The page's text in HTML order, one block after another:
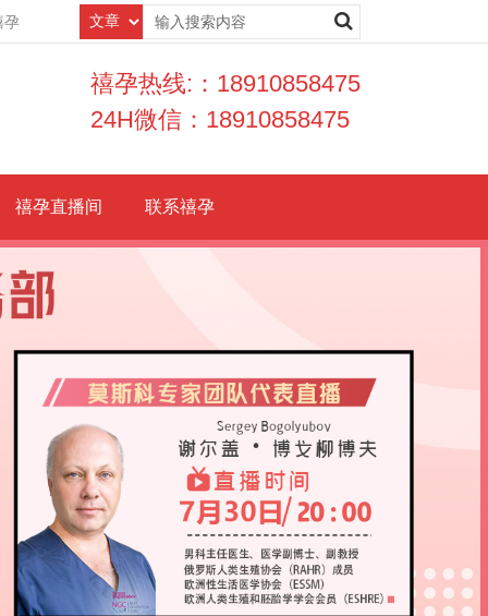
孕
禧孕热线:：18910858475
24H微信：18910858475
禧孕直播间 联系禧孕